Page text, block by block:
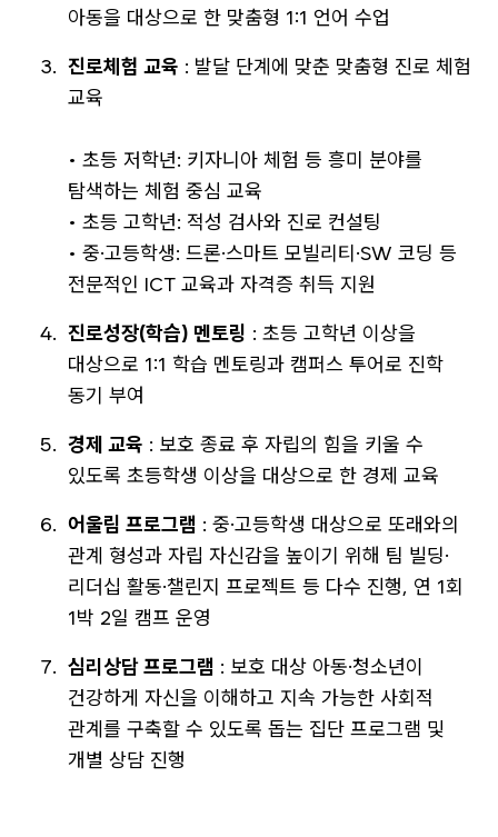
아동을 대상으로 한 맞춤형 1:1 언어 수업
진로체험 교육 : 발달 단계에 맞춘 맞춤형 진로 체험
교육
• 초등 저학년: 키자니아 체험 등 흥미 분야를
탐색하는 체험 중심 교육
• 초등 고학년: 적성 검사와 진로 컨설팅
• 중·고등학생: 드론·스마트 모빌리티·SW 코딩 등
전문적인 ICT 교육과 자격증 취득 지원
진로성장(학습) 멘토링 : 초등 고학년 이상을
대상으로 1:1 학습 멘토링과 캠퍼스 투어로 진학
동기 부여
경제 교육 : 보호 종료 후 자립의 힘을 키울 수
있도록 초등학생 이상을 대상으로 한 경제 교육
어울림 프로그램 : 중·고등학생 대상으로 또래와의
관계 형성과 자립 자신감을 높이기 위해 팀 빌딩·
리더십 활동·챌린지 프로젝트 등 다수 진행, 연 1회
1박 2일 캠프 운영
심리상담 프로그램 : 보호 대상 아동·청소년이
건강하게 자신을 이해하고 지속 가능한 사회적
관계를 구축할 수 있도록 돕는 집단 프로그램 및
개별 상담 진행